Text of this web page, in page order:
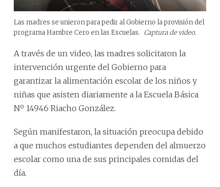
Las madres se unieron para pedir al Gobierno la provisión del
programa Hambre Cero en las Escuelas. Captura de video.
A través de un video, las madres solicitaron la
intervención urgente del Gobierno para
garantizar la alimentación escolar de los niños y
niñas que asisten diariamente a la Escuela Básica
Nº 14946 Riacho González.
Según manifestaron, la situación preocupa debido
a que muchos estudiantes dependen del almuerzo
escolar como una de sus principales comidas del
día.